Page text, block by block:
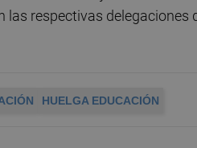
las respectivas delegaciones
HUELGA EDUCACIÓN